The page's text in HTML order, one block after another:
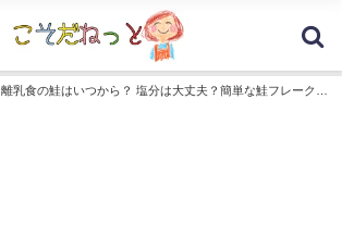
離乳食の鮭はいつから？ 塩分は大丈夫？簡単な鮭フレークの